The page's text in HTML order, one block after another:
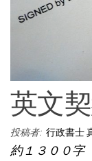
英文
投稿者: 行政書士
約１３００字